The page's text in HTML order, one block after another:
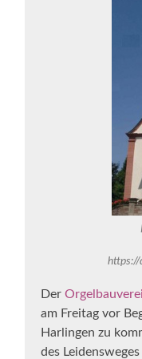
https://
Der
am Freitag vor
Harlingen zu
des